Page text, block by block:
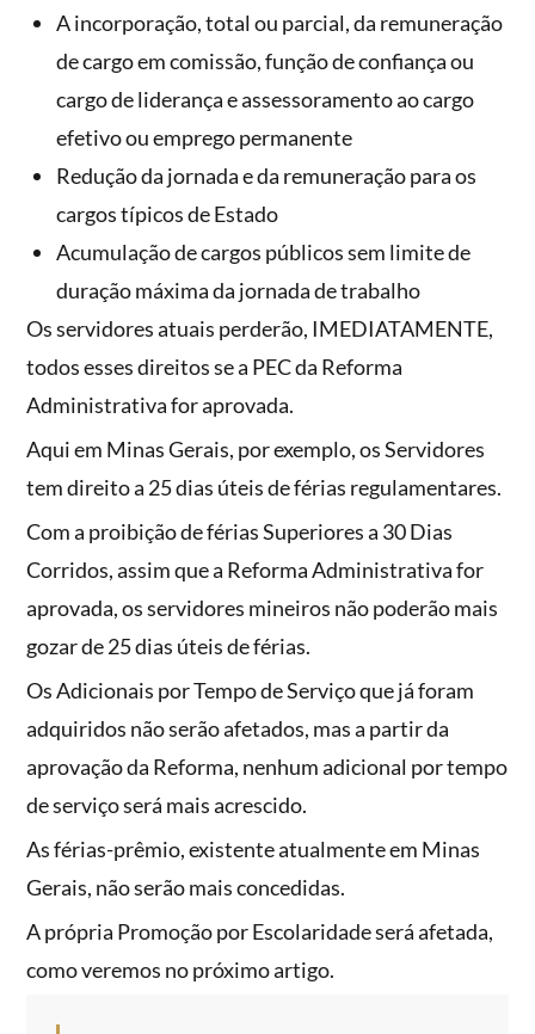
A incorporação, total ou parcial, da remuneração
de cargo em comissão, função de confiança ou
cargo de liderança e assessoramento ao cargo
efetivo ou emprego permanente
Redução da jornada e da remuneração para os
cargos típicos de Estado
Acumulação de cargos públicos sem limite de
duração máxima da jornada de trabalho
Os servidores atuais perderão, IMEDIATAMENTE,
todos esses direitos se a PEC da Reforma
Administrativa for aprovada.
Aqui em Minas Gerais, por exemplo, os Servidores
tem direito a 25 dias úteis de férias regulamentares.
Com a proibição de férias Superiores a 30 Dias
Corridos, assim que a Reforma Administrativa for
aprovada, os servidores mineiros não poderão mais
gozar de 25 dias úteis de férias.
Os Adicionais por Tempo de Serviço que já foram
adquiridos não serão afetados, mas a partir da
aprovação da Reforma, nenhum adicional por tempo
de serviço será mais acrescido.
As férias-prêmio, existente atualmente em Minas
Gerais, não serão mais concedidas.
A própria Promoção por Escolaridade será afetada,
como veremos no próximo artigo.